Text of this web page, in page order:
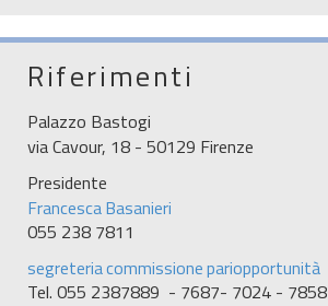
Riferimenti
Palazzo Bastogi
via Cavour, 18 - 50129 Firenze
Presidente
Francesca Basanieri
055 238 7811
segreteria commissione pariopportunità
Tel. 055 2387889 - 7687- 7024 - 7858